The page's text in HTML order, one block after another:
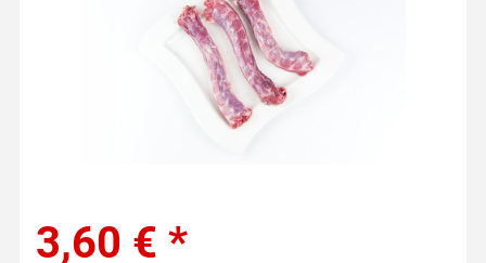
3,60 € *